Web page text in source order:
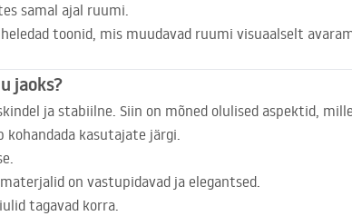
samal ajal ruumi.
toonid, mis muudavad ruumi visuaalselt
jaoks?
ja stabiilne. Siin on mõned olulised aspektid,
kohandada kasutajate järgi.
on vastupidavad ja elegantsed.
tagavad korra.